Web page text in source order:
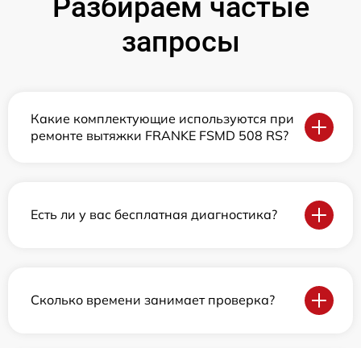
Разбираем частые
запросы
Какие комплектующие используются при
ремонте вытяжки FRANKE FSMD 508 RS?
Есть ли у вас бесплатная диагностика?
Сколько времени занимает проверка?